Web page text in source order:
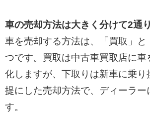
車の売却方法は大きく分けて2通
車を売却する方法は、「買取」と
つです。買取は中古車買取店に車
化しますが、下取りは新車に乗り
提にした売却方法で、ディーラー
す。